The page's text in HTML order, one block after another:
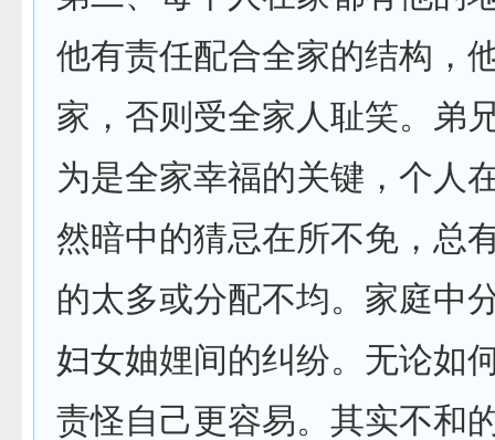
他有责任配合全家的结构，
家，否则受全家人耻笑。弟
为是全家幸福的关键，个人
然暗中的猜忌在所不免，总
的太多或分配不均。家庭中
妇女妯娌间的纠纷。无论如
责怪自己更容易。其实不和